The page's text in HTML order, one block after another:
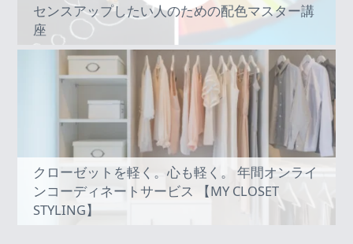
センスアップしたい人のための配色マスター講
座
クローゼットを軽く。心も軽く。 年間オンライ
ンコーディネートサービス 【MY CLOSET
STYLING】